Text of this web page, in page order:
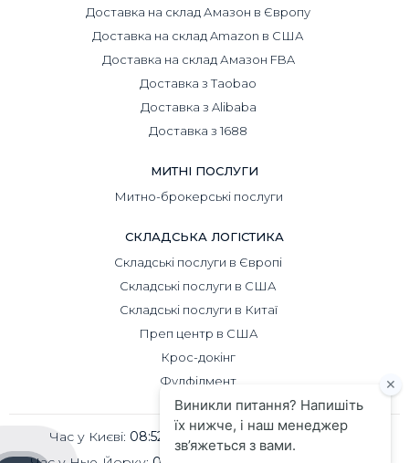
Доставка на склад Амазон в Європу
Доставка на склад Amazon в США
Доставка на склад Амазон FBA
Доставка з Taobao
Доставка з Alibaba
Доставка з 1688
МИТНІ ПОСЛУГИ
Митно-брокерські послуги
СКЛАДСЬКА ЛОГІСТИКА
Складські послуги в Європі
Складські послуги в США
Складські послуги в Китаї
Преп центр в США
Крос-докінг
Фулфілмент
Час у Києві: 08:52 Час у Пекіні:
13:52